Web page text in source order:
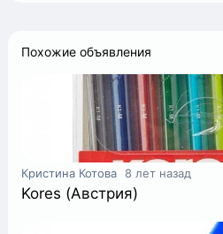
Похожие объявления
Кристина Котова 8 лет назад
Kores (Австрия)